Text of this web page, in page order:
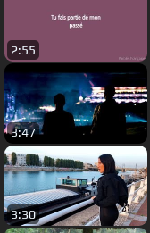
2:55
3:47
3:30